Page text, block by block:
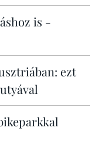
is -
ezt